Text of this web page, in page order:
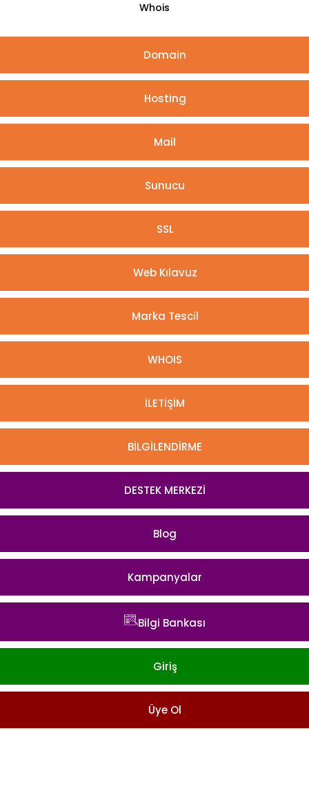
Whois
Domain
Hosting
Mail
Sunucu
SSL
Web Kılavuz
Marka Tescil
WHOIS
İLETİŞİM
BİLGİLENDİRME
DESTEK MERKEZİ
Blog
Kampanyalar
Bilgi Bankası
Giriş
Üye Ol